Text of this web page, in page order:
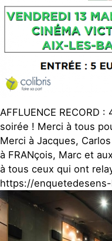
AFFLUENCE RECORD
soirée ! Merci à tous
Merci à Jacques,
à FRANçois, Marc et
à tous ceux qui ont
https://